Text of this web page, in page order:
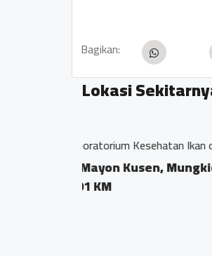
Bagikan:
Lokasi